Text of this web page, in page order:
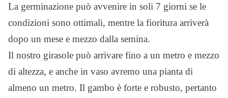
La germinazione può avvenire in soli 7 giorni se le
condizioni sono ottimali, mentre la fioritura arriverà
dopo un mese e mezzo dalla semina.
Il nostro girasole può arrivare fino a un metro e mezzo
di altezza, e anche in vaso avremo una pianta di
almeno un metro. Il gambo è forte e robusto, pertanto